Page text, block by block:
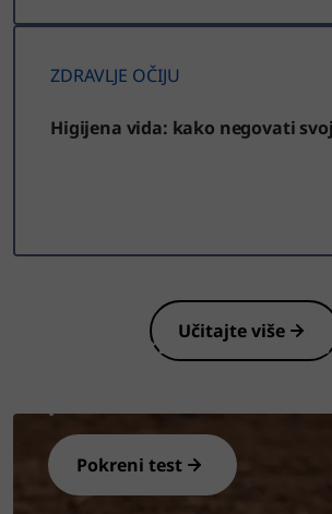
ZDRAVLJE OČIJU
Higijena vida: kako negovati
Učitajte više
Uradite brzi test i saznajte
Pokreni test